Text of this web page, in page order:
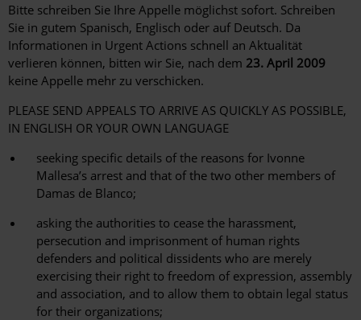
Bitte schreiben Sie Ihre Appelle möglichst sofort. Schreiben
Sie in gutem Spanisch, Englisch oder auf Deutsch. Da
Informationen in Urgent Actions schnell an Aktualität
verlieren können, bitten wir Sie, nach dem 23. April 2009
keine Appelle mehr zu verschicken.
PLEASE SEND APPEALS TO ARRIVE AS QUICKLY AS POSSIBLE,
IN ENGLISH OR YOUR OWN LANGUAGE
seeking specific details of the reasons for Ivonne
Mallesa’s arrest and that of the two other members of
Damas de Blanco;
asking the authorities to cease the harassment,
persecution and imprisonment of human rights
defenders and political dissidents who are merely
exercising their right to freedom of expression, assembly
and association, and to allow them to obtain legal status
for their organizations;